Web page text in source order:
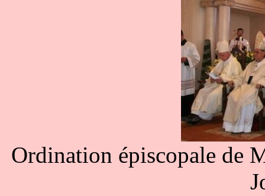
Ordination épiscopale de